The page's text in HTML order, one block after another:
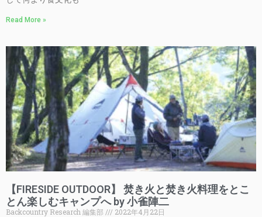
Read More »
【FIRESIDE OUTDOOR】 焚き火と焚き火料理をとこ
とん楽しむキャンプへ by 小雀陣二
Backcountry Research 編集部
2022年4月22日